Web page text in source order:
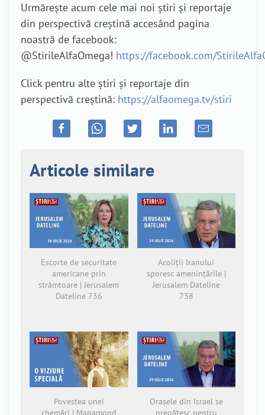
Urmărește acum cele mai noi știri și reportaje
din perspectivă creștină accesând pagina
noastră de facebook:
@StirileAlfaOmega! https://facebook.com/
Click pentru alte știri și reportaje din
perspectivă creștină: https://alfaomega.tv/stiri
Articole similare
Escorte de securitate
americane prin
strâmtoare | Jerusalem
Dateline 736
Acoliții Iranului
sporesc amenințările |
Jerusalem Dateline
738
Povestea unei
chemări | Mapamond
Orașele din Israel se
pregătesc pentru